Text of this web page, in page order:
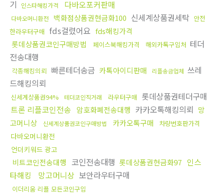
기
인스타해킹가격 다바오포커판매
다바오머니환전 백화점상품권현금화100 신세계상품권세탁 안전
한라우터구매 fds걸렸어요 fds해킹가격
롯데상품권코인구매방법
페이스북해킹가격 해외카톡구입처 테더
전송대행
각종해킹의뢰 빠른테더송금 카톡아이디판매 리플송금업체 쓰레
드해킹의뢰
신세계상품권94% 테더코인직거래 라우터구매 롯데상품권테더구매
트론 리플코인전송
암호화폐전송대행 카카오톡해킹의뢰 망
고머니상
신세계상품권코인구매방법 카카오톡구매 차량번호판가격
다바오머니환전
언더키워드 광고
비트코인전송대행 코인전송대행 롯데상품권현금화97 인스
타해킹
망고머니상 보안라우터구매
이더리움 리플 모든코인구입